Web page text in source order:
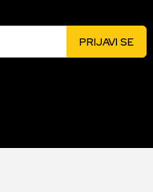
PRIJAVI SE